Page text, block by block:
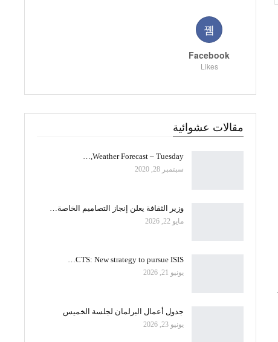
Facebook
Likes
مقالات عشوائية
Weather Forecast – Tuesday,…
سبتمبر 28, 2020
وزير الثقافة يعلن إنجاز التصاميم الخاصة…
مايو 22, 2026
CTS: New strategy to pursue ISIS…
يونيو 21, 2026
جدول أعمال البرلمان لجلسة الخميس
يونيو 23, 2026